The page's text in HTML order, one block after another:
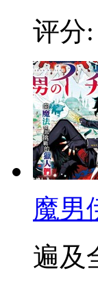
评分:
魔男
遍及